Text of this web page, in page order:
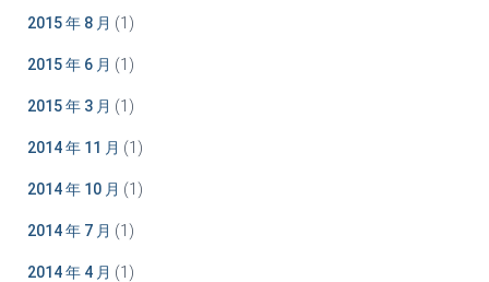
2015 年 8 月 (1)
2015 年 6 月 (1)
2015 年 3 月 (1)
2014 年 11 月 (1)
2014 年 10 月 (1)
2014 年 7 月 (1)
2014 年 4 月 (1)